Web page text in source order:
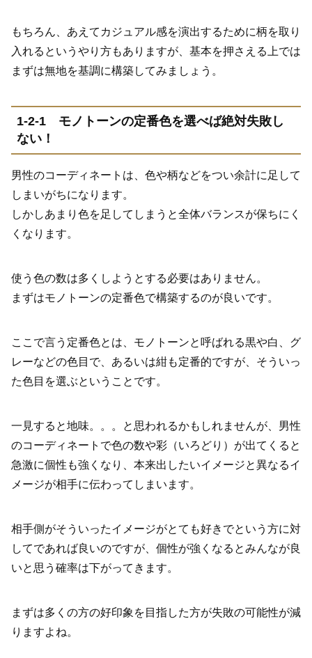
もちろん、あえてカジュアル感を演出するために柄を取り
入れるというやり方もありますが、基本を押さえる上では
まずは無地を基調に構築してみましょう。
1-2-1 モノトーンの定番色を選べば絶対失敗し
ない！
男性のコーディネートは、色や柄などをつい余計に足して
しまいがちになります。
しかしあまり色を足してしまうと全体バランスが保ちにく
くなります。
使う色の数は多くしようとする必要はありません。
まずはモノトーンの定番色で構築するのが良いです。
ここで言う定番色とは、モノトーンと呼ばれる黒や白、グ
レーなどの色目で、あるいは紺も定番的ですが、そういっ
た色目を選ぶということです。
一見すると地味。。。と思われるかもしれませんが、男性
のコーディネートで色の数や彩（いろどり）が出てくると
急激に個性も強くなり、本来出したいイメージと異なるイ
メージが相手に伝わってしまいます。
相手側がそういったイメージがとても好きでという方に対
してであれば良いのですが、個性が強くなるとみんなが良
いと思う確率は下がってきます。
まずは多くの方の好印象を目指した方が失敗の可能性が減
りますよね。